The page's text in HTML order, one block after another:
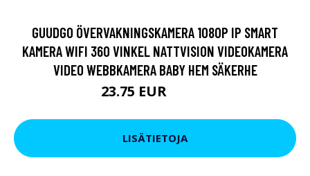
GUUDGO ÖVERVAKNINGSKAMERA 1080P IP SMART
KAMERA WIFI 360 VINKEL NATTVISION VIDEOKAMERA
VIDEO WEBBKAMERA BABY HEM SÄKERHE
23.75 EUR
LISÄTIETOJA